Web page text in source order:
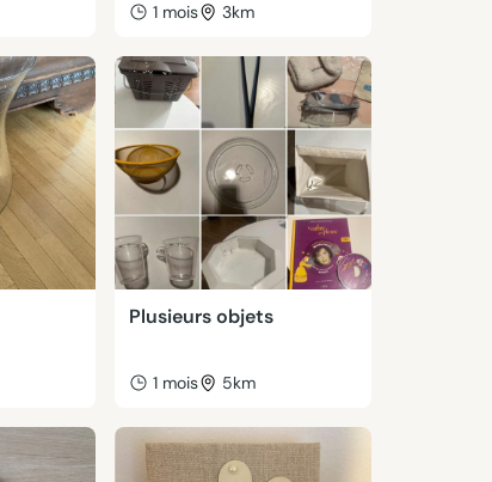
1 mois 3km
Plusieurs objets
1 mois 5km